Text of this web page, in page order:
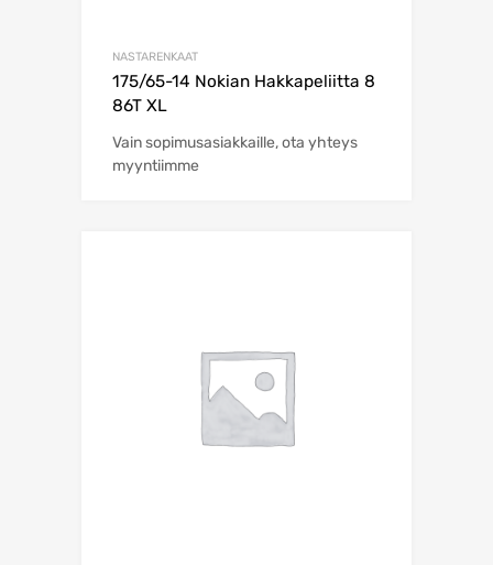
NASTARENKAAT
175/65-14 Nokian Hakkapeliitta 8
86T XL
Vain sopimusasiakkaille, ota yhteys
myyntiimme